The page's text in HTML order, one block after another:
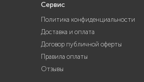
Сервис
Политика конфиденциальности
Доставка и оплата
Договор публичной оферты
Правила оплаты
Отзывы